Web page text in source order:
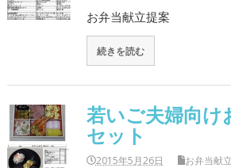
お弁当献立提案
続きを読む
若いご夫婦向け
セット
2015年5月26日 お弁当献